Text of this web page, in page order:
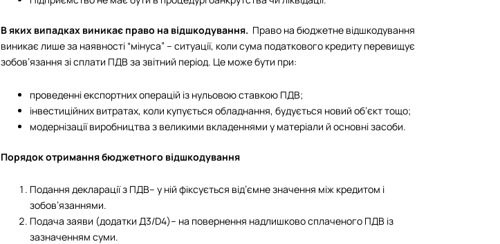
В яких випадках виникає право на відшкодування. Право на бюджетне відшкодування
виникає лише за наявності “мінуса” – ситуації, коли сума податкового кредиту перевищує
зобов’язання зі сплати ПДВ за звітний період. Це може бути при:
проведенні експортних операцій із нульовою ставкою ПДВ;
інвестиційних витратах, коли купується обладнання, будується новий об’єкт тощо;
модернізації виробництва з великими вкладеннями у матеріали й основні засоби.
Порядок отримання бюджетного відшкодування
Подання декларації з ПДВ– у ній фіксується від’ємне значення між кредитом і
зобов’язаннями.
Подача заяви (додатки Д3/D4)– на повернення надлишково сплаченого ПДВ із
зазначенням суми.